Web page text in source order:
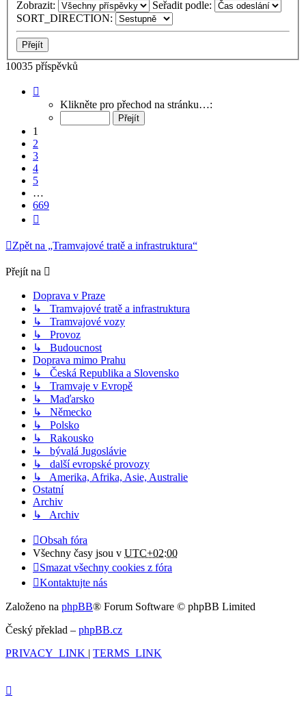
Zobrazit:
Seřadit podle:
SORT_DIRECTION:
10035 příspěvků
Klikněte pro přechod na stránku…:
1
2
3
4
5
…
669
Zpět na „Tramvajové tratě a infrastruktura“
Přejít na
Doprava v Praze
↳ Tramvajové tratě a infrastruktura
↳ Tramvajové vozy
↳ Provoz
↳ Budoucnost
Doprava mimo Prahu
↳ Česká Republika a Slovensko
↳ Tramvaje v Evropě
↳ Maďarsko
↳ Německo
↳ Polsko
↳ Rakousko
↳ bývalá Jugoslávie
↳ další evropské provozy
↳ Amerika, Afrika, Asie, Australie
Ostatní
Archiv
↳ Archiv
Obsah fóra
Všechny časy jsou v UTC+02:00
Smazat všechny cookies z fóra
Kontaktujte nás
Založeno na phpBB® Forum Software © phpBB Limited
Český překlad – phpBB.cz
PRIVACY_LINK | TERMS_LINK